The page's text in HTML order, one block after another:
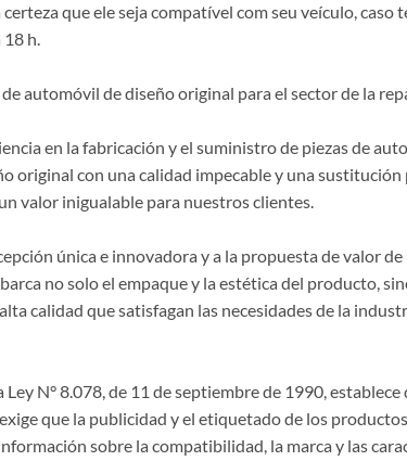
que ele seja compatível com seu veículo,
18 h.
automóvil de diseño original para el sector de la
en la fabricación y el suministro de piezas de
original con una calidad impecable y una sustitución
valor inigualable para nuestros clientes.
única e innovadora y a la propuesta de valor
no solo el empaque y la estética del producto,
calidad que satisfagan las necesidades de la
N° 8.078, de 11 de septiembre de 1990,
que la publicidad y el etiquetado de los
sobre la compatibilidad, la marca y las